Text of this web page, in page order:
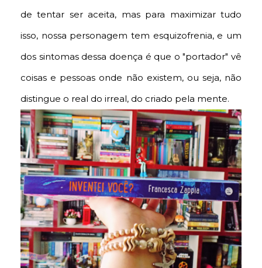
de tentar ser aceita, mas para maximizar tudo
isso, nossa personagem tem esquizofrenia, e um
dos sintomas dessa doença é que o "portador" vê
coisas e pessoas onde não existem, ou seja, não
distingue o real do irreal, do criado pela mente.